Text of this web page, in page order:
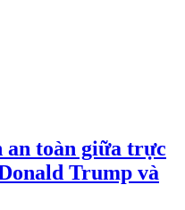
an toàn giữa trực
Trump và